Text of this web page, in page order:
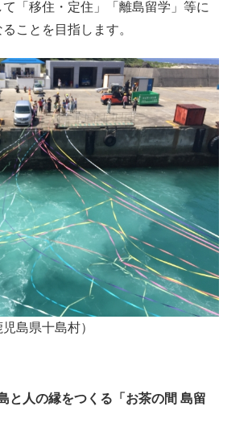
「移住・定住」「離島留学」等に
ことを目指します。
島県十島村）
と人の縁をつくる「お茶の間 島留